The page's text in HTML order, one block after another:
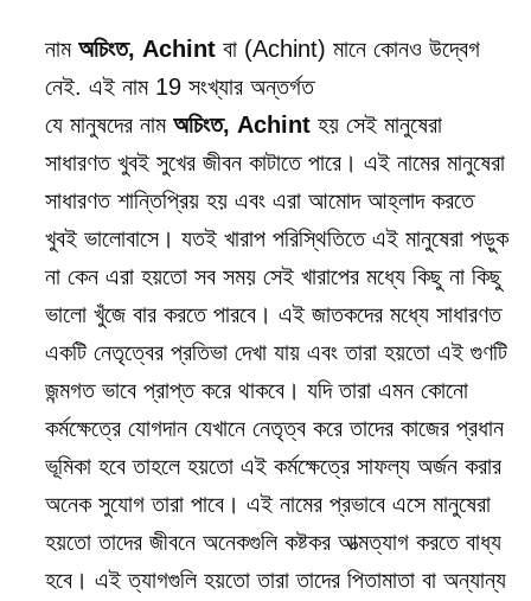
নামঅচিংত, Achint বা (Achint) মানেকোনও উদ্বেগ
নেই. এই নাম 19 সংখ্যার অন্তর্গত
যে মানুষদের নামঅচিংত, Achint হয় সেই মানুষেরা
সাধারণত খুবই সুখের জীবন কাটাতে পারে। এই নামের মানুষেরা
সাধারণত শান্তিপ্রিয় হয় এবং এরা আমোদ আহ্লাদ করতে
খুবই ভালোবাসে। যতই খারাপ পরিস্থিতিতে এই মানুষেরা পড়ুক
না কেন এরা হয়তো সব সময় সেই খারাপের মধ্যে কিছু না কিছু
ভালো খুঁজে বার করতে পারবে। এই জাতকদের মধ্যে সাধারণত
একটি নেতৃত্বের প্রতিভা দেখা যায় এবং তারা হয়তো এই গুণটি
জন্মগত ভাবে প্রাপ্ত করে থাকবে। যদি তারা এমন কোনো
কর্মক্ষেত্রে যোগদান যেখানে নেতৃত্ব করে তাদের কাজের প্রধান
ভূমিকা হবে তাহলে হয়তো এই কর্মক্ষেত্রে সাফল্য অর্জন করার
অনেক সুযোগ তারা পাবে। এই নামের প্রভাবে এসে মানুষেরা
হয়তো তাদের জীবনে অনেকগুলি কষ্টকর আত্মত্যাগ করতে বাধ্য
হবে। এই ত্যাগগুলি হয়তো তারা তাদের পিতামাতা বা অন্যান্য